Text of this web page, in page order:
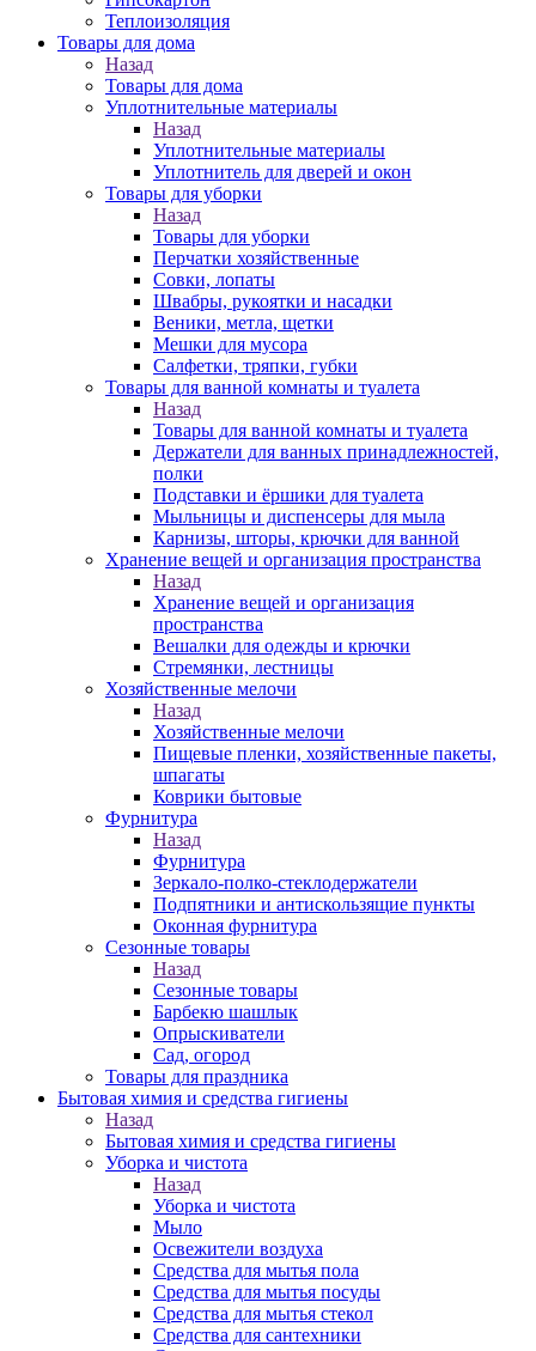
Теплоизоляция
Товары для дома
Назад
Товары для дома
Уплотнительные материалы
Назад
Уплотнительные материалы
Уплотнитель для дверей и окон
Товары для уборки
Назад
Товары для уборки
Перчатки хозяйственные
Совки, лопаты
Швабры, рукоятки и насадки
Веники, метла, щетки
Мешки для мусора
Салфетки, тряпки, губки
Товары для ванной комнаты и туалета
Назад
Товары для ванной комнаты и туалета
Держатели для ванных принадлежностей,
полки
Подставки и ёршики для туалета
Мыльницы и диспенсеры для мыла
Карнизы, шторы, крючки для ванной
Хранение вещей и организация пространства
Назад
Хранение вещей и организация
пространства
Вешалки для одежды и крючки
Стремянки, лестницы
Хозяйственные мелочи
Назад
Хозяйственные мелочи
Пищевые пленки, хозяйственные пакеты,
шпагаты
Коврики бытовые
Фурнитура
Назад
Фурнитура
Зеркало-полко-стеклодержатели
Подпятники и антискользящие пункты
Оконная фурнитура
Сезонные товары
Назад
Сезонные товары
Барбекю шашлык
Опрыскиватели
Сад, огород
Товары для праздника
Бытовая химия и средства гигиены
Назад
Бытовая химия и средства гигиены
Уборка и чистота
Назад
Уборка и чистота
Мыло
Освежители воздуха
Средства для мытья пола
Средства для мытья посуды
Средства для мытья стекол
Средства для сантехники